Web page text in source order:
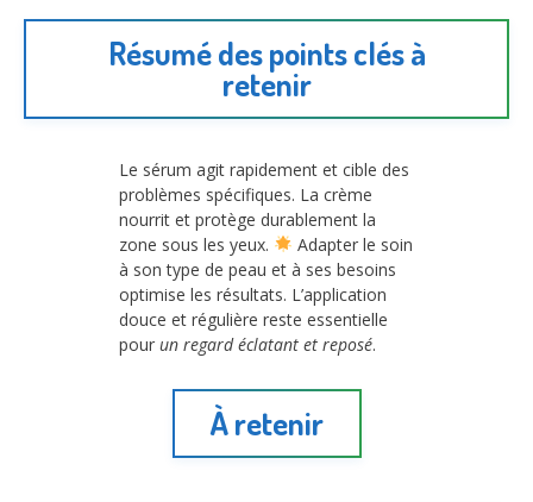
Résumé des points clés à
retenir
Le sérum agit rapidement et cible des
problèmes spécifiques. La crème
nourrit et protège durablement la
zone sous les yeux.
Adapter le soin
à son type de peau et à ses besoins
optimise les résultats. L’application
douce et régulière reste essentielle
pour un regard éclatant et reposé.
À retenir